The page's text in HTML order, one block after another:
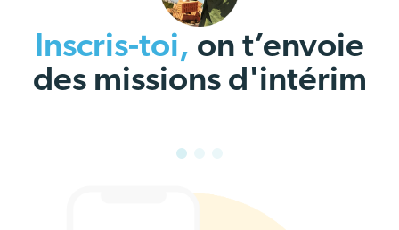
Inscris-toi, on t’envoie
des missions d'intérim